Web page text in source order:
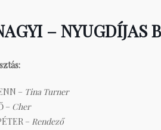
– NYUGDÍJAS
– Tina Turner
– Cher
– Rendező